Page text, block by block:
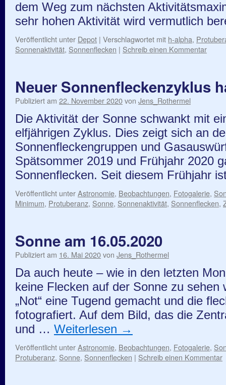
dem Weg zum nächsten
sehr hohen Aktivität wird vermutlich
Veröffentlicht unter Depot | Verschlagwortet mit h-alpha,
Sonnenaktivität, Sonnenflecken | Schreib einen Kommentar
Neuer Sonnenfleckenzyklus
Publiziert am 22. November 2020von Jens_Rothermel
Die Aktivität der Sonne schwankt mit
elfjährigen Zyklus. Dies zeigt sich an
Sonnenfleckengruppen und
Spätsommer 2019 und Frühjahr 2020
Sonnenflecken. Seit diesem Frühjahr
Veröffentlicht unterAstronomie, Beobachtungen, Fotogalerie,
Minimum, Protuberanz, Sonne, Sonnenaktivität, Sonnenflecken,
Sonne am 16.05.2020
Publiziert am 16. Mai 2020von Jens_Rothermel
Da auch heute – wie in den letzten
keine Flecken auf der Sonne zu sehen
„Not“ eine Tugend gemacht und die
fotografiert. Auf dem Bild, das die
und … Weiterlesen →
Veröffentlicht unterAstronomie, Beobachtungen, Fotogalerie,
Protuberanz, Sonne, Sonnenflecken | Schreib einen Kommentar